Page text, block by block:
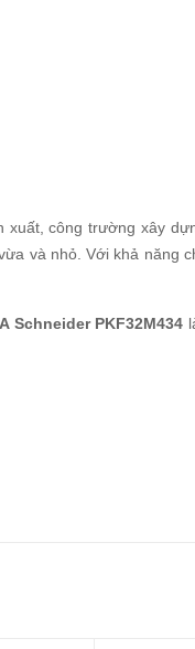
công trường xây
và nhỏ. Với khả năng
Schneider PKF32M434